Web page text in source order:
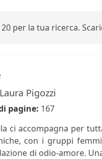
per la tua ricerca.
Laura Pigozzi
pagine: 167
ci accompagna per
con i gruppi
di odio-amore.